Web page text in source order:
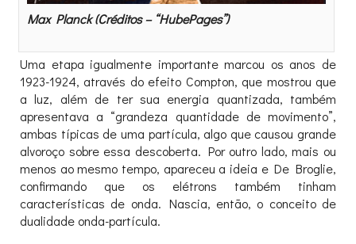
Max Planck (Créditos – “HubePages”)
Uma etapa igualmente importante marcou os anos de
1923-1924, através do efeito Compton, que mostrou que
a luz, além de ter sua energia quantizada, também
apresentava a “grandeza quantidade de movimento”,
ambas típicas de uma partícula, algo que causou grande
alvoroço sobre essa descoberta. Por outro lado, mais ou
menos ao mesmo tempo, apareceu a ideia e De Broglie,
confirmando que os elétrons também tinham
características de onda. Nascia, então, o conceito de
dualidade onda-partícula.